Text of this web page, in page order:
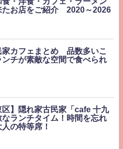
たお店をご紹介 2020～2026
家カフェまとめ 品数多いこ
ンチが素敵な空間で食べられ
区】隠れ家古民家「cafe 十九
ランチタイム！時間を忘れ
の特等席！